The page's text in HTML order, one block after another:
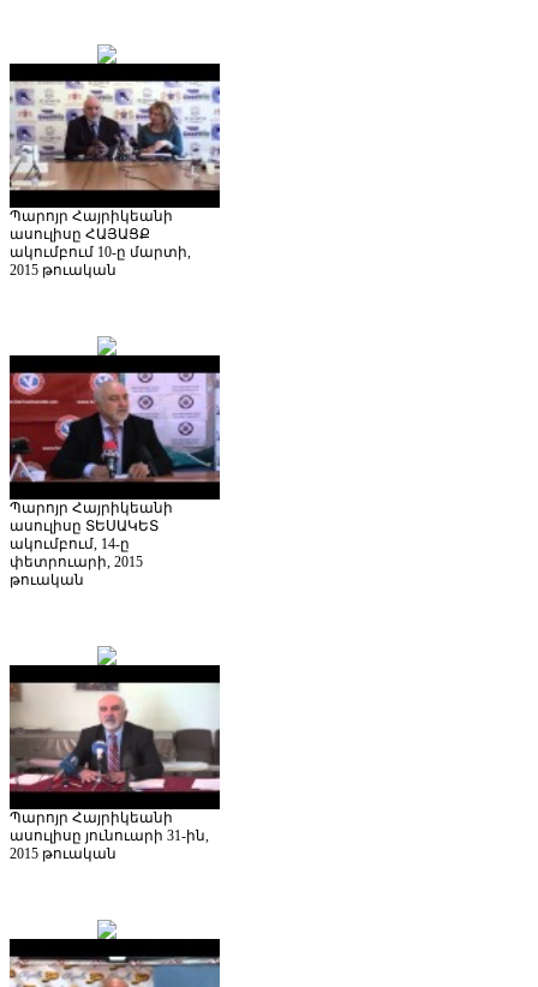
Պարոյր Հայրիկեանի
ասուլիսը ՀԱՅԱՑՔ
ակումբում 10-ը մարտի,
2015 թուական
Պարոյր Հայրիկեանի
ասուլիսը ՏԵՍԱԿԵՏ
ակումբում, 14-ը
փետրուարի, 2015
թուական
Պարոյր Հայրիկեանի
ասուլիսը յունուարի 31-ին,
2015 թուական